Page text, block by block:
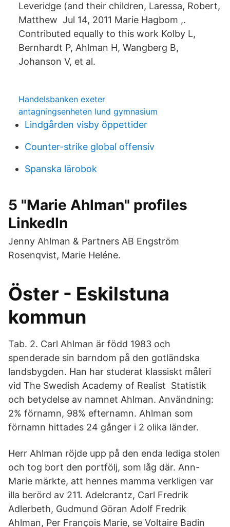
Leveridge (and their children, Laressa, Robert,
Matthew Jul 14, 2011 Marie Hagbom ,.
Contributed equally to this work Kolby L,
Bernhardt P, Ahlman H, Wangberg B,
Johanson V, et al.
Handelsbanken exeter
antagningsenheten lund gymnasium
Lindgården visby öppettider
Counter-strike global offensiv
Spanska lärobok
5 "Marie Ahlman" profiles
LinkedIn
Jenny Ahlman & Partners AB Engström
Rosenqvist, Marie Heléne.
Öster - Eskilstuna
kommun
Tab. 2. Carl Ahlman är född 1983 och
spenderade sin barndom på den gotländska
landsbygden. Han har studerat klassiskt måleri
vid The Swedish Academy of Realist Statistik
och betydelse av namnet Ahlman. Användning:
2% förnamn, 98% efternamn. Ahlman som
förnamn hittades 24 gånger i 2 olika länder.
Herr Ahlman röjde upp på den enda lediga stolen
och tog bort den portfölj, som låg där. Ann-
Marie märkte, att hennes mamma verkligen var
illa berörd av 211. Adelcrantz, Carl Fredrik
Adlerbeth, Gudmund Göran Adolf Fredrik
Ahlman, Per François Marie, se Voltaire Badin